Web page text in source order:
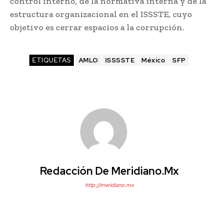
estructura organizacional en el ISSSTE, cuyo
objetivo es cerrar espacios a la corrupción.
ETIQUETAS AMLO ISSSSTE México SFP
Redacción De Meridiano.mx
http://meridiano.mx